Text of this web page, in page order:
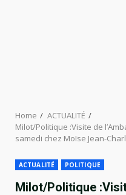
Home
ACTUALITÉ
Milot/Politique :Visite de
samedi chez Moïse Jean-
ACTUALITÉ POLITIQUE
Milot/Politique